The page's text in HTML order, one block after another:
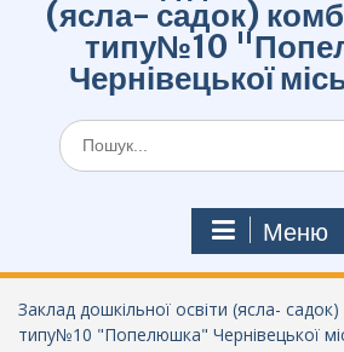
(ясла- садок)
типу№10
Чернівецької
Шукати:
Меню
Заклад дошкільної освіти (ясла-
типу№10 "Попелюшка" Чернівецької